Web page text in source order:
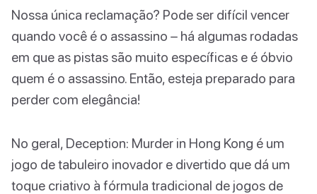
Nossa única reclamação? Pode ser difícil vencer
quando você é o assassino – há algumas rodadas
em que as pistas são muito específicas e é óbvio
quem é o assassino. Então, esteja preparado para
perder com elegância!
No geral, Deception: Murder in Hong Kong é um
jogo de tabuleiro inovador e divertido que dá um
toque criativo à fórmula tradicional de jogos de